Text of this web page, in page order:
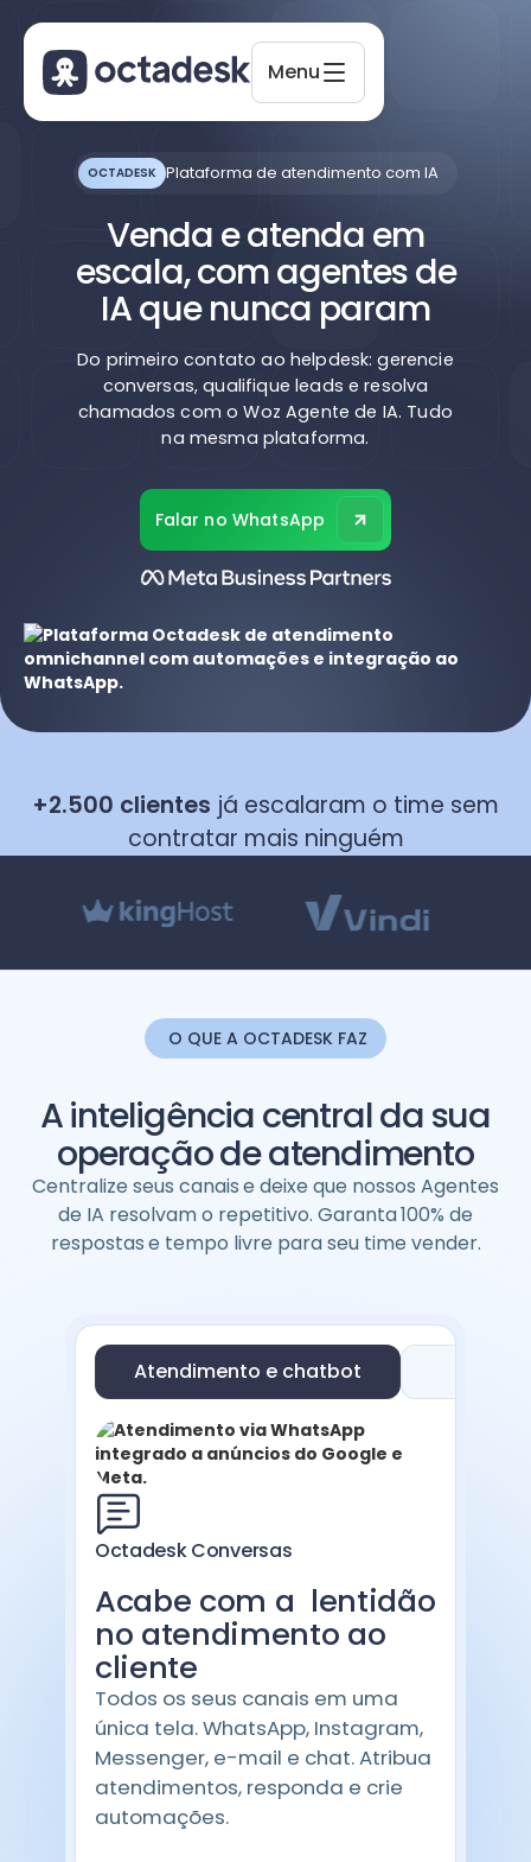
Menu
OCTADESK Plataforma de atendimento com IA
Venda e atenda em
escala, com agentes de
IA que nunca param
Do primeiro contato ao helpdesk: gerencie
conversas, qualifique leads e resolva
chamados com o Woz Agente de IA. Tudo
na mesma plataforma.
Falar no WhatsApp
+2.500 clientes já escalaram o time sem
contratar mais ninguém
O QUE A OCTADESK FAZ
A inteligência central da sua
operação de atendimento
Centralize seus canaise deixe que nossos Agentes
de IA resolvam o repetitivo. Garanta100% de
respostase tempo livre para seu time vender.
Atendimento e chatbot
Octadesk Conversas
Acabe com a lentidão
no atendimento ao
cliente
Todos os seus canais em uma
única tela. WhatsApp, Instagram,
Messenger, e-mail e chat. Atribua
atendimentos, responda e crie
automações.
Octadesk